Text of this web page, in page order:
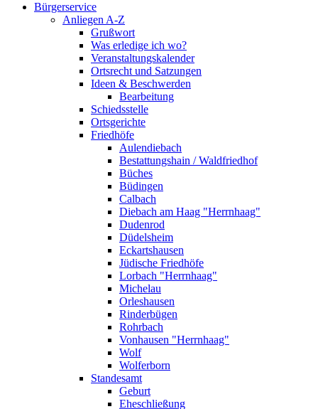
Bürgerservice
Anliegen A-Z
Grußwort
Was erledige ich wo?
Veranstaltungskalender
Ortsrecht und Satzungen
Ideen & Beschwerden
Bearbeitung
Schiedsstelle
Ortsgerichte
Friedhöfe
Aulendiebach
Bestattungshain / Waldfriedhof
Büches
Büdingen
Calbach
Diebach am Haag "Herrnhaag"
Dudenrod
Düdelsheim
Eckartshausen
Jüdische Friedhöfe
Lorbach "Herrnhaag"
Michelau
Orleshausen
Rinderbügen
Rohrbach
Vonhausen "Herrnhaag"
Wolf
Wolferborn
Standesamt
Geburt
Eheschließung